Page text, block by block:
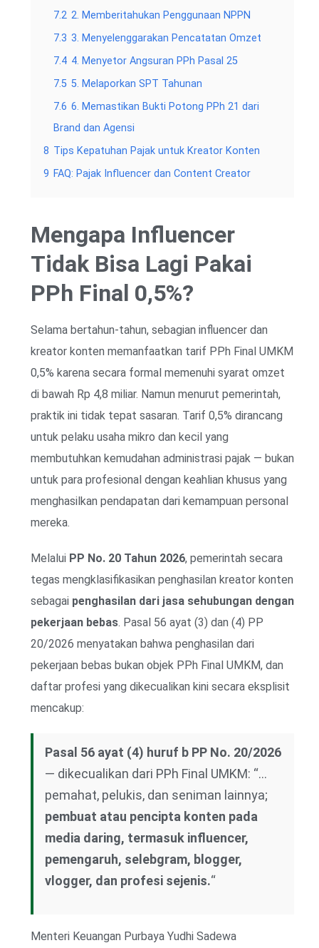
7.2 2. Memberitahukan Penggunaan NPPN
7.3 3. Menyelenggarakan Pencatatan Omzet
7.4 4. Menyetor Angsuran PPh Pasal 25
7.5 5. Melaporkan SPT Tahunan
7.6 6. Memastikan Bukti Potong PPh 21 dari
Brand dan Agensi
8 Tips Kepatuhan Pajak untuk Kreator Konten
9 FAQ: Pajak Influencer dan Content Creator
Mengapa Influencer
Tidak Bisa Lagi Pakai
PPh Final 0,5%?
Selama bertahun-tahun, sebagian influencer dan
kreator konten memanfaatkan tarif PPh Final UMKM
0,5% karena secara formal memenuhi syarat omzet
di bawah Rp 4,8 miliar. Namun menurut pemerintah,
praktik ini tidak tepat sasaran. Tarif 0,5% dirancang
untuk pelaku usaha mikro dan kecil yang
membutuhkan kemudahan administrasi pajak — bukan
untuk para profesional dengan keahlian khusus yang
menghasilkan pendapatan dari kemampuan personal
mereka.
Melalui PP No. 20 Tahun 2026, pemerintah secara
tegas mengklasifikasikan penghasilan kreator konten
sebagai penghasilan dari jasa sehubungan dengan
pekerjaan bebas. Pasal 56 ayat (3) dan (4) PP
20/2026 menyatakan bahwa penghasilan dari
pekerjaan bebas bukan objek PPh Final UMKM, dan
daftar profesi yang dikecualikan kini secara eksplisit
mencakup:
Pasal 56 ayat (4) huruf b PP No. 20/2026
— dikecualikan dari PPh Final UMKM: “…
pemahat, pelukis, dan seniman lainnya;
pembuat atau pencipta konten pada
media daring, termasuk influencer,
pemengaruh, selebgram, blogger,
vlogger, dan profesi sejenis.“
Menteri Keuangan Purbaya Yudhi Sadewa